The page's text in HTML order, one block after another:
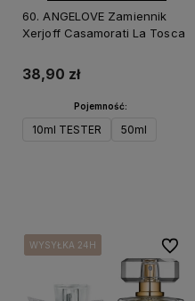
60. ANGELOVE Zamiennik
Xerjoff Casamorati La Tosca
38,90 zł
Pojemność:
10ml TESTER 50ml
WYSYŁKA 24H
WYSYŁKA 24H
WYSYŁKA 24H
WYSYŁKA 24H Do